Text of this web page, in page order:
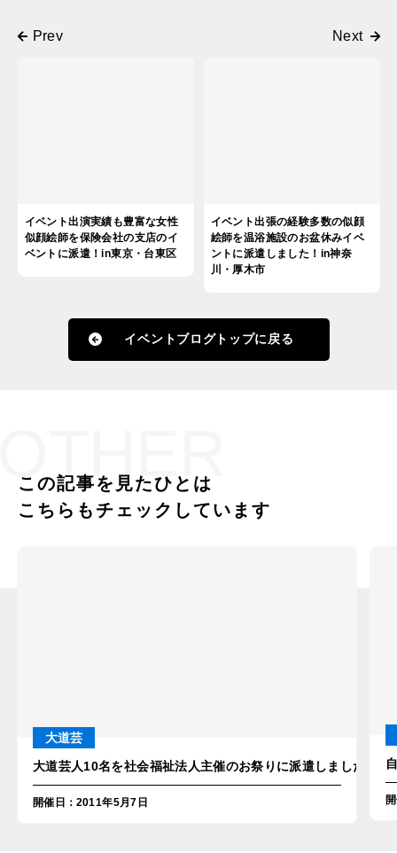
イベント出演実績も豊富な女性
似顔絵師を保険会社の支店のイ
ベントに派遣！in東京・台東区
イベント出張の経験多数の似顔
絵師を温浴施設のお盆休みイベ
ントに派遣しました！in神奈
川・厚木市
イベントブログトップに戻る
この記事を見たひとは
こちらもチェックしています
大道芸
大道芸人10名を社会福祉法人主催のお祭りに派遣しました！in
開催日 ：2011年5月7日